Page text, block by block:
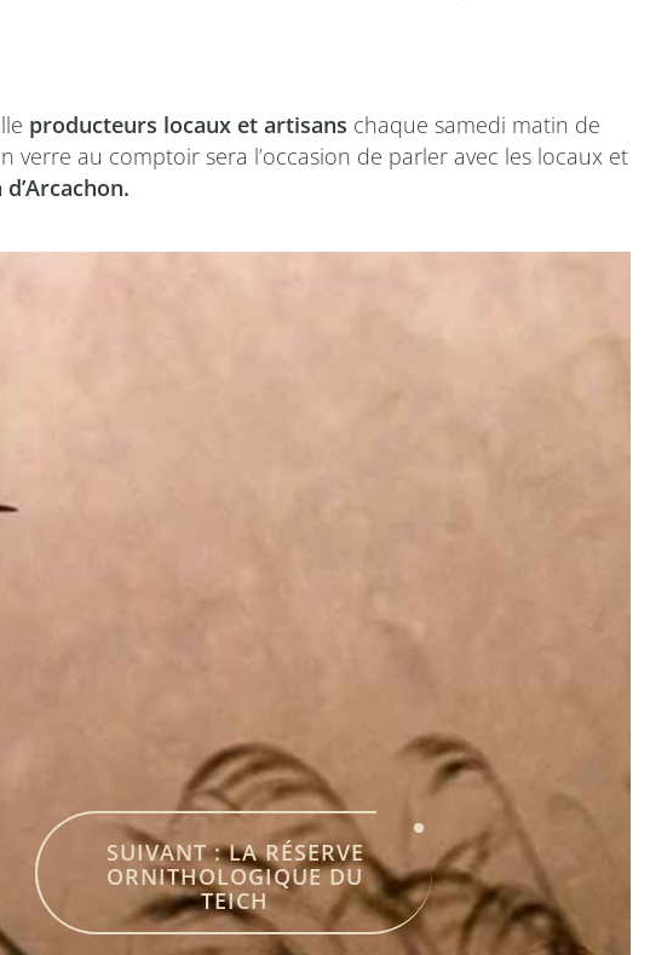
producteurs locaux et artisans chaque samedi matin de
au comptoir sera l’occasion de parler avec les locaux et
SUIVANT :LA RÉSERVE
ORNITHOLOGIQUE DU
TEICH